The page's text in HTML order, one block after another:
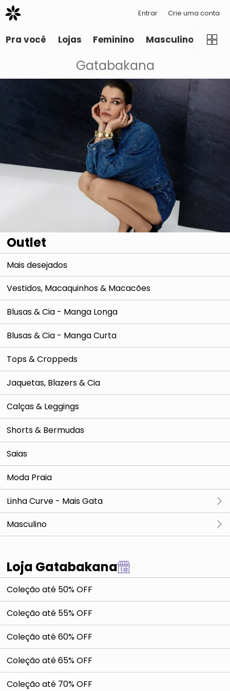
Entrar Crie uma conta
Pra você Lojas Feminino Masculino
Gatabakana
Outlet
Mais desejados
Vestidos, Macaquinhos & Macacões
Blusas & Cia - Manga Longa
Blusas & Cia - Manga Curta
Tops & Croppeds
Jaquetas, Blazers & Cia
Calças & Leggings
Shorts & Bermudas
Saias
Moda Praia
Linha Curve - Mais Gata
Blusas, Croppeds & Cia
Calças, Shorts & Cia
Vestidos
Masculino
Casacos, Jaquetas & Cia
Calças, Shorts & Cia
Vestidos
Loja Gatabakana
Coleção até 50% OFF
Coleção até 55% OFF
Coleção até 60% OFF
Coleção até 65% OFF
Coleção até 70% OFF